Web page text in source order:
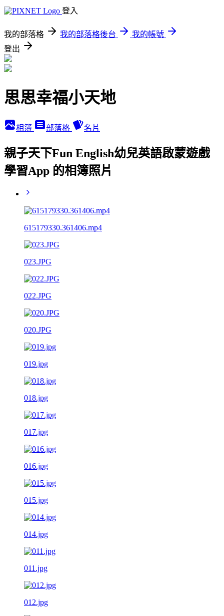
登入
我的部落格 我的部落格後台
我的帳號
登出
思思幸福小天地
相簿 部落格 名片
親子天下Fun English幼兒英語啟蒙遊戲
學習App 的相簿照片
615179330.361406.mp4
023.JPG
022.JPG
020.JPG
019.jpg
018.jpg
017.jpg
016.jpg
015.jpg
014.jpg
011.jpg
012.jpg